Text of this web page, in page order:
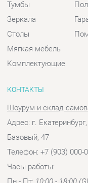
КОНТАКТЫ
Шоурум и склад
Адрес: г. Екатеринбург,
Базовый, 47
Часы работы:
Пн - Пт:10:00 - 18:00
Отправить сообщение
©